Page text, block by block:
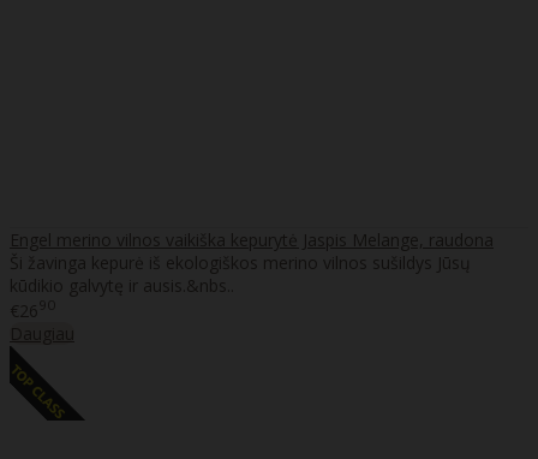
Engel merino vilnos vaikiška kepurytė Jaspis Melange, raudona
Ši žavinga kepurė iš ekologiškos merino vilnos sušildys Jūsų
kūdikio galvytę ir ausis.&nbs..
€2690
Daugiau